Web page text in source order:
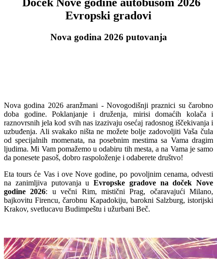
Evropski gradovi
Nova godina 2026 putovanja
Nova godina 2026 aranžmani - Novogodišnji praznici su čarobno
doba godine. Poklanjanje i druženja, mirisi domaćih kolača i
raznovrsnih jela kod svih nas izazivaju osećaj radosnog iščekivanja i
uzbuđenja. Ali svakako ništa ne možete bolje zadovoljiti Vaša čula
od specijalnih momenata, na posebnim mestima sa Vama dragim
ljudima. Mi Vam pomažemo u odabiru tih mesta, a na Vama je samo
da ponesete pasoš, dobro raspoloženje i odaberete društvo!
Eta tours će Vas i ove Nove godine, po povoljnim cenama, odvesti
na zanimljiva putovanja u Evropske gradove na doček Nove
godine 2026: u večni Rim, mistični Prag, očaravajući Milano,
bajkovitu Firencu, čarobnu Kapadokiju, barokni Salzburg, istorijski
Krakov, svetlucavu Budimpeštu i užurbani Beč.